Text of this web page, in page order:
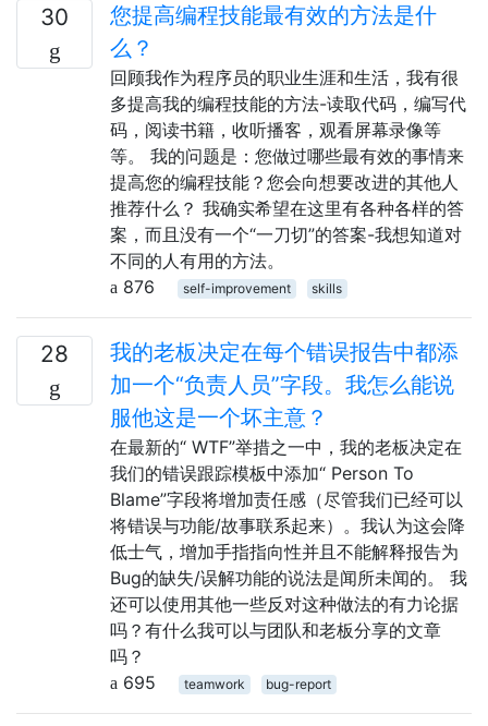
30
您提高编程技能最有效的方法是什
么？
回顾我作为程序员的职业生涯和生活，我有很
多提高我的编程技能的方法-读取代码，编写代
码，阅读书籍，收听播客，观看屏幕录像等
等。 我的问题是：您做过哪些最有效的事情来
提高您的编程技能？您会向想要改进的其他人
推荐什么？ 我确实希望在这里有各种各样的答
案，而且没有一个“一刀切”的答案-我想知道对
不同的人有用的方法。
876
self-improvement skills
28
我的老板决定在每个错误报告中都添
加一个“负责人员”字段。我怎么能说
服他这是一个坏主意？
在最新的“ WTF”举措之一中，我的老板决定在
我们的错误跟踪模板中添加“ Person To
Blame”字段将增加责任感（尽管我们已经可以
将错误与功能/故事联系起来）。我认为这会降
低士气，增加手指指向性并且不能解释报告为
Bug的缺失/误解功能的说法是闻所未闻的。 我
还可以使用其他一些反对这种做法的有力论据
吗？有什么我可以与团队和老板分享的文章
吗？
695
teamwork bug-report